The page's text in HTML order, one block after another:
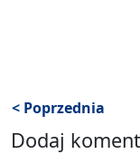
< Poprzednia
Dodaj